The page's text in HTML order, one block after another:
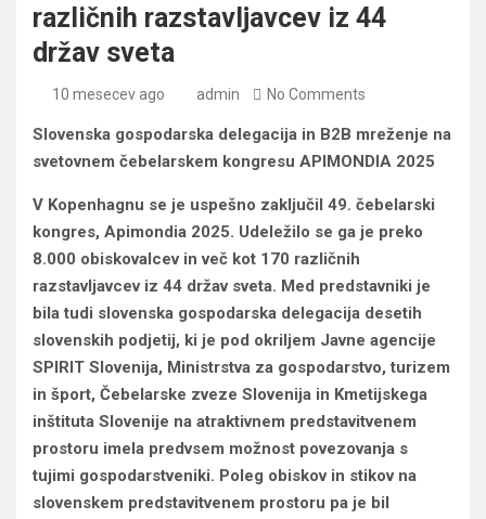
različnih razstavljavcev iz 44
držav sveta
10 mesecev ago admin No Comments
Slovenska gospodarska delegacija in B2B mreženje na
svetovnem čebelarskem kongresu APIMONDIA 2025
V Kopenhagnu se je uspešno zaključil 49. čebelarski
kongres, Apimondia 2025. Udeležilo se ga je preko
8.000 obiskovalcev in več kot 170 različnih
razstavljavcev iz 44 držav sveta. Med predstavniki je
bila tudi slovenska gospodarska delegacija desetih
slovenskih podjetij, ki je pod okriljem Javne agencije
SPIRIT Slovenija, Ministrstva za gospodarstvo, turizem
in šport, Čebelarske zveze Slovenija in Kmetijskega
inštituta Slovenije na atraktivnem predstavitvenem
prostoru imela predvsem možnost povezovanja s
tujimi gospodarstveniki. Poleg obiskov in stikov na
slovenskem predstavitvenem prostoru pa je bil